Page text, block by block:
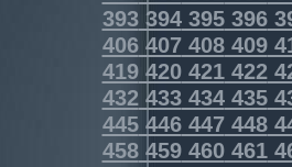
393394395396
406407408409
419420421422
432433434435
445446447448
458459460461